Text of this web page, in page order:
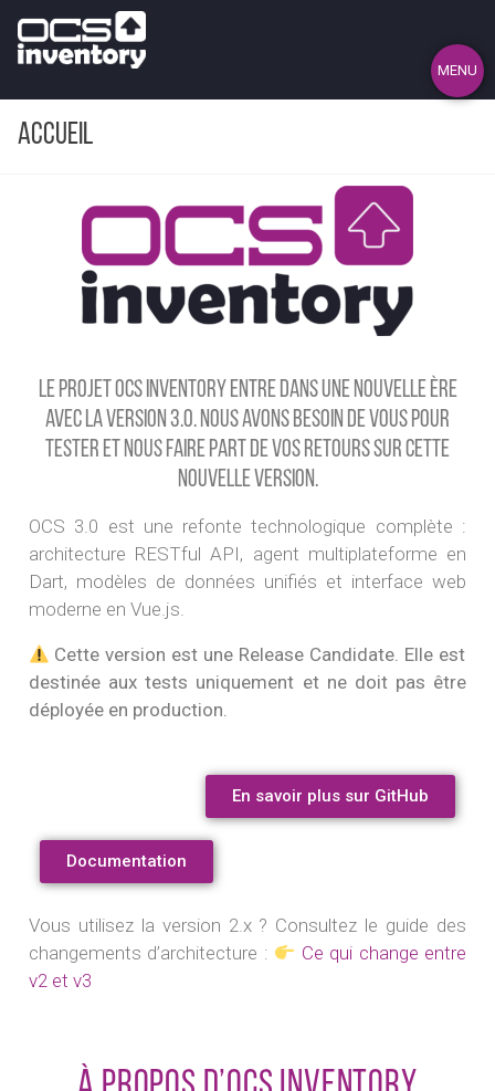
MENU
Accueil
Le projet OCS Inventory entre dans une nouvelle ère
avec la version3.0. Nous avons besoin de vous pour
tester et nous faire part de vos retours sur cette
nouvelle version.
OCS 3.0 est une refonte technologique complète :
architecture RESTful API, agent multiplateforme en
Dart, modèles de données unifiés et interface web
moderne en Vue.js.
Cette version est une Release Candidate. Elle est
destinée aux tests uniquement et ne doit pas être
déployée en production.
En savoir plus sur GitHub
Documentation
Vous utilisez la version 2.x ? Consultez le guide des
changements d’architecture :
Ce qui change entre
v2 et v3